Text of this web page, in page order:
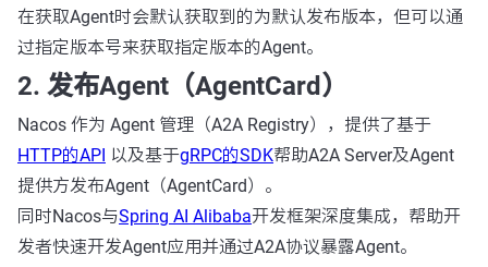
在获取Agent时会默认获取到的为默认发布版本，但可以通
过指定版本号来获取指定版本的Agent。
2. 发布Agent（AgentCard）
Nacos 作为 Agent 管理（A2A Registry），提供了基于
HTTP的API 以及基于gRPC的SDK帮助A2A Server及Agent
提供方发布Agent（AgentCard）。
同时Nacos与Spring AI Alibaba开发框架深度集成，帮助开
发者快速开发Agent应用并通过A2A协议暴露Agent。